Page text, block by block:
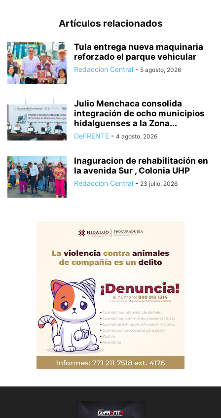
Artículos relacionados
Tula entrega nueva maquinaria
reforzado el parque vehicular
Redaccion Central - 5 agosto, 2026
Julio Menchaca consolida
integración de ocho municipios
hidalguenses a la Zona...
DeFRENTE - 4 agosto, 2026
Inaguracion de rehabilitación en
la avenida Sur , Colonia UHP
Redaccion Central - 23 julio, 2026